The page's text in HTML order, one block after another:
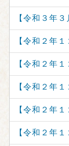
【令和３年
【令和２年
【令和２年
【令和２年
【令和２年
【令和２年